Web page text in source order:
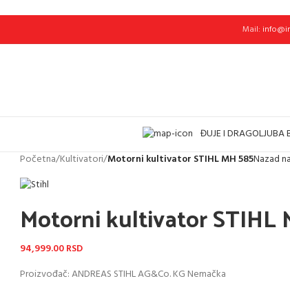
Mail:
ĐUJE I DRAGOLJUBA
Početna/Kultivatori/Motorni kultivator STIHL MH 585Nazad
Motorni kultivator STIHL
94,999.00RSD
Proizvođač: ANDREAS STIHL AG&Co. KG Nemačka